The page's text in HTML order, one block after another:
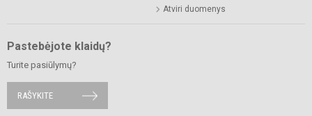
Atviri duomenys
Pastebėjote klaidų?
Turite pasiūlymų?
RAŠYKITE